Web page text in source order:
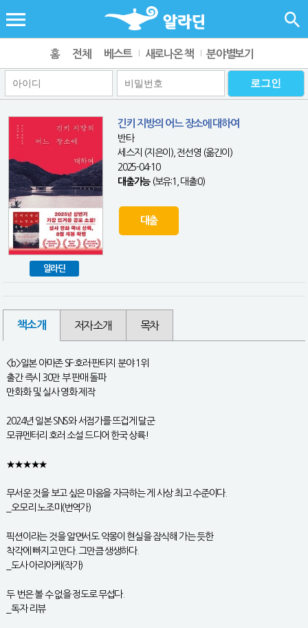
홈 전체 베스트 새로나온 책 분야별보기
알라딘
긴키 지방의 어느 장소에 대하여
반타
세스지 (지은이), 전선영 (옮긴이)
2025-04-10
대출가능(보유:1, 대출:0)
대출
책소개 저자소개 목차
<b>일본 아마존 SF·호러·판타지 분야 1위
출간 즉시 30만 부 판매 돌파
만화화 및 실사 영화 제작
2024년 일본 SNS와 서점가를 뜨겁게 달군
모큐멘터리 호러 소설 드디어 한국 상륙!
★★★★★
무서운 것을 보고 싶은 마음을 자극하는 게 사상 최고 수준이다.
_오모리 노조미(번역가)
픽션이라는 것을 알면서도 악몽이 현실을 잠식해 가는 듯한
착각에 빠지고 만다. 그만큼 생생하다.
_도사 아리아케(작가)
두 번은 볼 수 없을 정도로 무섭다.
_독자 리뷰